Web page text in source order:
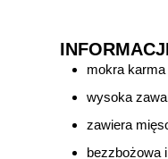
mokra
wysoka
zawiera
bezzbożowa